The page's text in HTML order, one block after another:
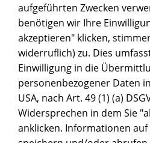
aufgeführten Zwecken
benötigen wir Ihre
akzeptieren" klicken,
widerruflich) zu. Dies
Einwilligung in die
personenbezogener Daten
USA, nach Art. 49 (1) (a)
Widersprechen in dem Sie
anklicken. Informationen